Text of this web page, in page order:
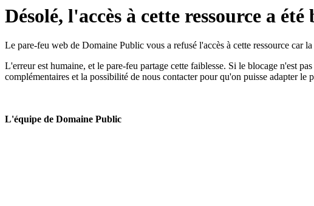
Désolé, l'accès à cette ressource a été
Le pare-feu web de Domaine Public vous a refusé l'accès à cette ressource car
L'erreur est humaine, et le pare-feu partage cette faiblesse. Si le blocage n'est
complémentaires et la possibilité de nous contacter pour qu'on puisse adapter le
L'équipe de Domaine Public